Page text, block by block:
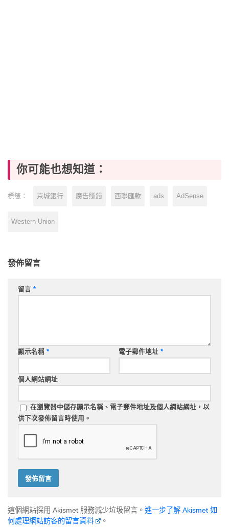
你可能也想知道：
標籤： 京城銀行 廣告賺錢 西聯匯款 ads AdSense
Western Union
發佈留言
留言 *
顯示名稱 * 電子郵件地址 *
個人網站網址
在瀏覽器中儲存顯示名稱、電子郵件地址及個人網站網址，以
供下次發佈留言時使用。
這個網站採用 Akismet 服務減少垃圾留言。 進一步了解 Akismet 如
何處理網站訪客的留言資料
。